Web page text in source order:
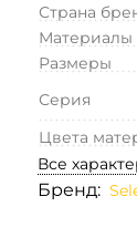
Страна
Материалы
Размеры
Серия
Цвета
Все
Бренд: